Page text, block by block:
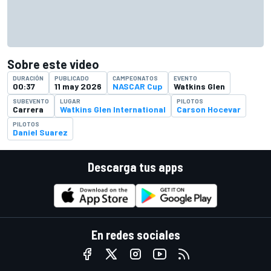
Sobre este video
DURACIÓN
00:37
PUBLICADO
11 may 2026
CAMPEONATOS
NASCAR Cup
EVENTO
Watkins Glen
SUBEVENTO
Carrera
LUGAR
Watkins Glen International
PILOTOS
Carson Hocevar
PILOTOS
Daniel Suarez
Descarga tus apps
En redes sociales